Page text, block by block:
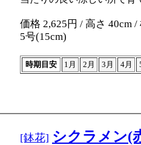
価格 2,625円 / 高さ 40cm
5号(15cm)
時期目安 1月 2月 3月 4月
[鉢花] シクラメン